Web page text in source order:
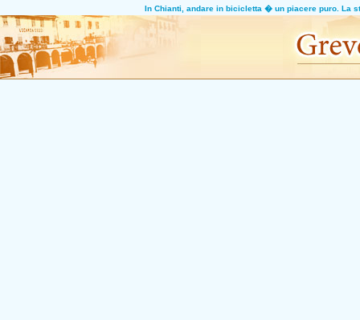
In Chianti, andare in bicicletta � un piacere puro. La